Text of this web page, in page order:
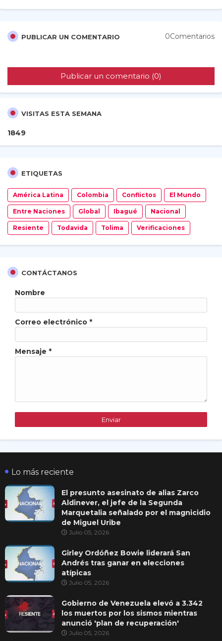
PUBLICAR UN COMENTARIO 0Comentarios
Publicar un comentario (0)
VISITAS ESTA SEMANA
1849
ETIQUETAS
América Latina Colombia Conflictos El Mundo
Entre Naciones Global Ibagué Nacional
Resiente Todavida Tolima Verificaciones
CONTÁCTANOS
Nombre
Correo electrónico *
Mensaje *
Lo más reciente
El presunto asesinato de alias Zarco
Aldinever, el jefe de la Segunda
Marquetalia señalado por el magnicidio
de Miguel Uribe
Julio 05, 2026
Girley Ordóñez Bowie liderará San
Andrés tras ganar en elecciones
atípicas
Julio 05, 2026
Gobierno de Venezuela elevó a 3.342
los muertos por los sismos mientras
anunció 'plan de recuperación'
Julio 05, 2026